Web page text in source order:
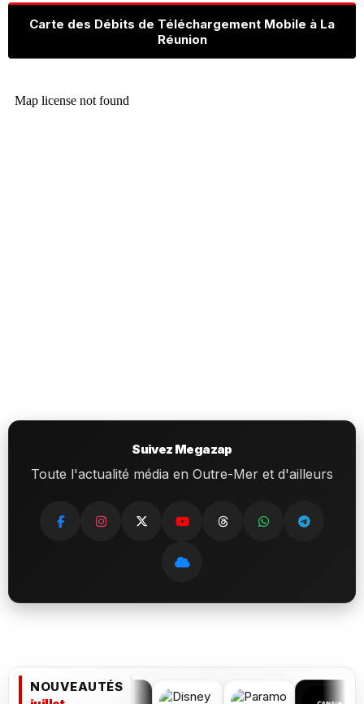
Carte des Débits de Téléchargement Mobile à La
Réunion
Suivez Megazap
Toute l'actualité média en Outre-Mer et d'ailleurs
NOUVEAUTÉS